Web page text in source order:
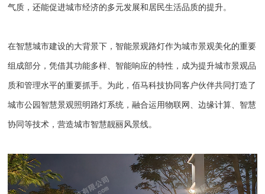
气质，还能促进城市经济的多元发展和居民生活品质的提升。
在智慧城市建设的大背景下，智能景观路灯作为城市景观美化的重要
组成部分，凭借其功能多样、智能响应的特性，成为提升城市景观品
质和管理水平的重要抓手。为此，佰马科技协同客户伙伴共同打造了
城市公园智慧景观照明路灯系统，融合运用物联网、边缘计算、智慧
协同等技术，营造城市智慧靓丽风景线。